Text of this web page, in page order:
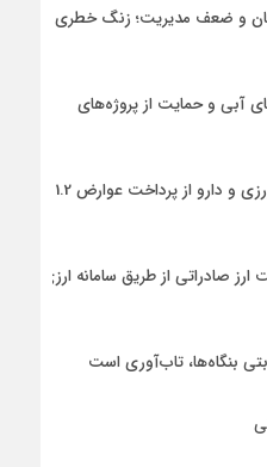
و ضعف مدیریت؛ زنگ خطری
آبی و حمایت از پروژه‌های
معافیت 199 کالای اساسی کشاورزی و دارو از پرداخت عوارض 1.2
صادراتی از طریق سامانه ارزی
بنگاه‌ها، تاب‌آوری است